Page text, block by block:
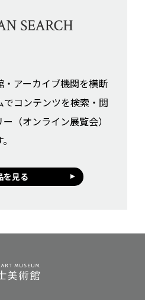
アーカイブ機関を横断
でコンテンツを検索・閲
（オンライン展覧会）
を見る